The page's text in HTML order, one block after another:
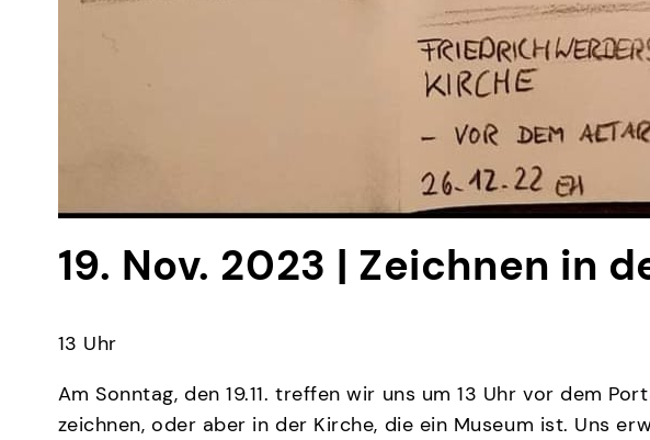
19. Nov. 2023 | Zeichnen in
13 Uhr
Am Sonntag, den 19.11. treffen wir uns um 13 Uhr vor dem
zeichnen, oder aber in der Kirche, die ein Museum ist. Uns